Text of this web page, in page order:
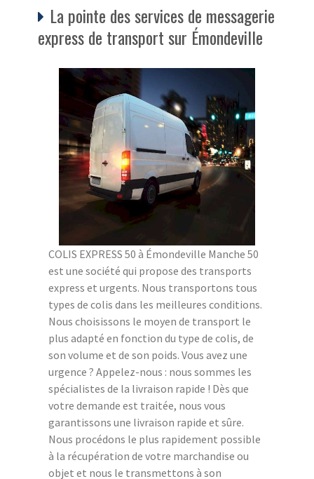
La pointe des services de messagerie
express de transport sur Émondeville
COLIS EXPRESS 50 à Émondeville Manche 50
est une société qui propose des transports
express et urgents. Nous transportons tous
types de colis dans les meilleures conditions.
Nous choisissons le moyen de transport le
plus adapté en fonction du type de colis, de
son volume et de son poids. Vous avez une
urgence ? Appelez-nous : nous sommes les
spécialistes de la livraison rapide ! Dès que
votre demande est traitée, nous vous
garantissons une livraison rapide et sûre.
Nous procédons le plus rapidement possible
à la récupération de votre marchandise ou
objet et nous le transmettons à son